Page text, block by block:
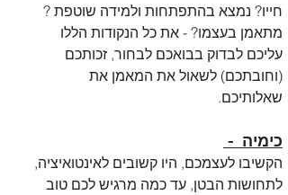
חייו? נמצא בהתפתחות ולמידה שוטפת ?
מתאמן בעצמו? - את כל הנקודות הללו
עליכם לבדוק בבואכם לבחור, זכותכם
(וחובתכם) לשאול את המאמן את
שאלותיכם.
כימיה  -
הקשיבו לעצמכם, היו קשובים לאינטואיציה,
לתחושות הבטן, עד כמה מרגיש לכם טוב